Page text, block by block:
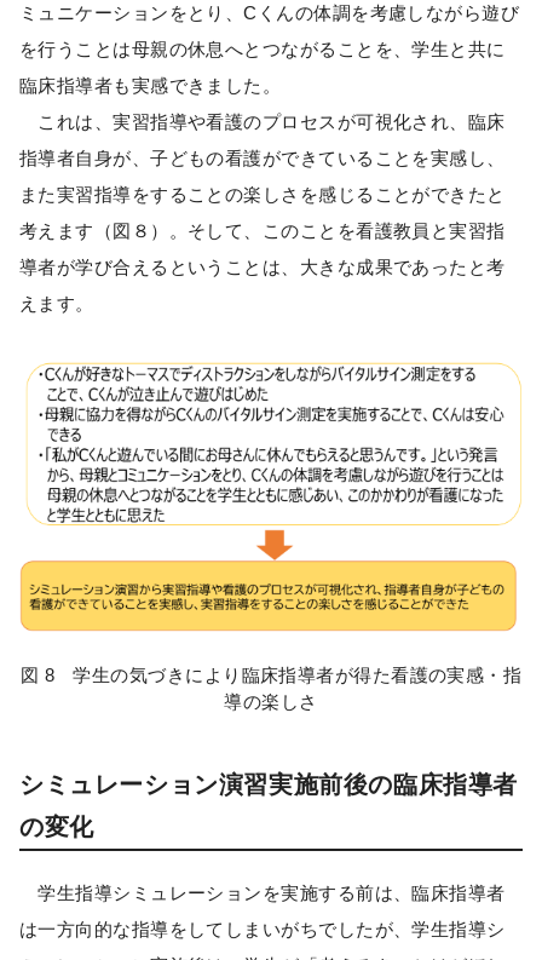
ミュニケーションをとり、Cくんの体調を考慮しながら遊び
を行うことは母親の休息へとつながることを、学生と共に
臨床指導者も実感できました。
これは、実習指導や看護のプロセスが可視化され、臨床
指導者自身が、子どもの看護ができていることを実感し、
また実習指導をすることの楽しさを感じることができたと
考えます（図８）。そして、このことを看護教員と実習指
導者が学び合えるということは、大きな成果であったと考
えます。
図 8 学生の気づきにより臨床指導者が得た看護の実感・指
導の楽しさ
シミュレーション演習実施前後の臨床指導者
の変化
学生指導シミュレーションを実施する前は、臨床指導者
は一方向的な指導をしてしまいがちでしたが、学生指導シ